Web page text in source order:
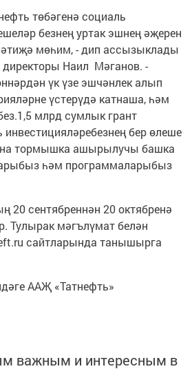
төбәгенә социаль
безнең уртак эшнең әҗерен
мөһим, - дип ассызыклады
директоры Наил Мәганов. -
үк үзе эшчәнлек алып
үстерүдә катнаша, һәм
млрд сумлык грант
бер өлеше
тормышка ашырылучы башка
һәм программаларыбыз
20 сентябреннән 20 октябренә
Тулырак мәгълүмат белән
сайтларында танышырга
ААҖ «Татнефть»
важным и интересным в